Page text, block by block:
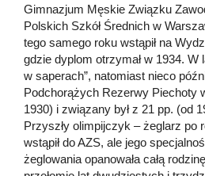
Gimnazjum Męskie Związku
Polskich Szkół Średnich w
tego samego roku wstąpił na
gdzie dyplom otrzymał w 1934. W
w saperach”, natomiast nieco
Podchorążych Rezerwy Piechoty
1930) i związany był z 21 pp. (od
Przyszły olimpijczyk – żeglarz po
wstąpił do AZS, ale jego
żeglowania opanowała całą